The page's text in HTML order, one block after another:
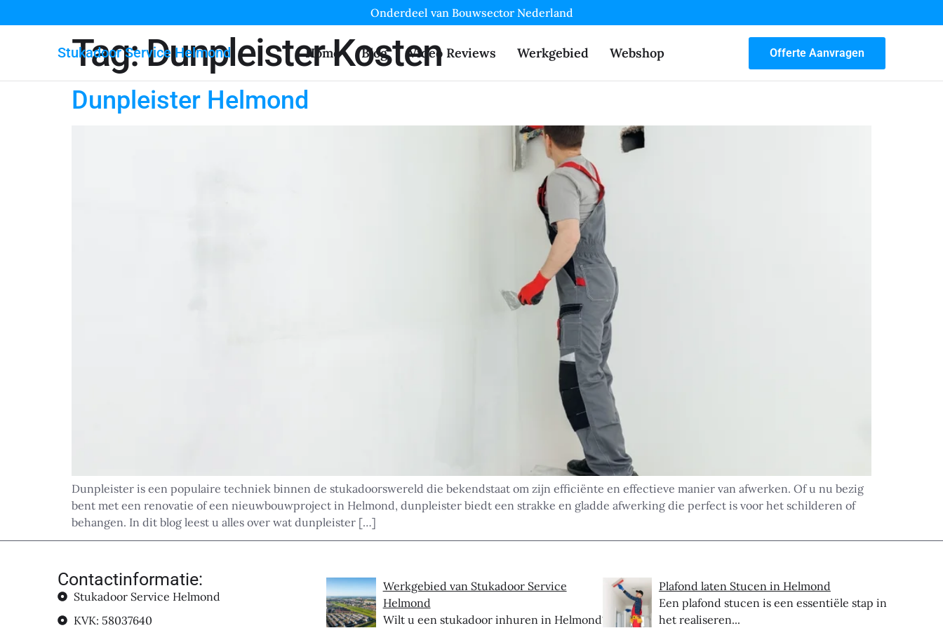
Onderdeel van Bouwsector Nederland
Stukadoor Service Helmond Home Blog Video Reviews Werkgebied Webshop Offerte Aanvragen
Tag:Dunpleister Kosten
Dunpleister Helmond
Dunpleister is een populaire techniek binnen de stukadoorswereld die bekendstaat om zijn efficiënte en effectieve manier van afwerken. Of u nu bezig
bent met een renovatie of een nieuwbouwproject in Helmond, dunpleister biedt een strakke en gladde afwerking die perfect is voor het schilderen of
behangen. In dit blog leest u alles over wat dunpleister […]
Contactinformatie:
Stukadoor Service Helmond
KVK: 58037640
Werkgebied van Stukadoor Service
Helmond
Wilt u een stukadoor inhuren in Helmond?
Plafond laten Stucen in Helmond
Een plafond stucen is een essentiële stap in
het realiseren...